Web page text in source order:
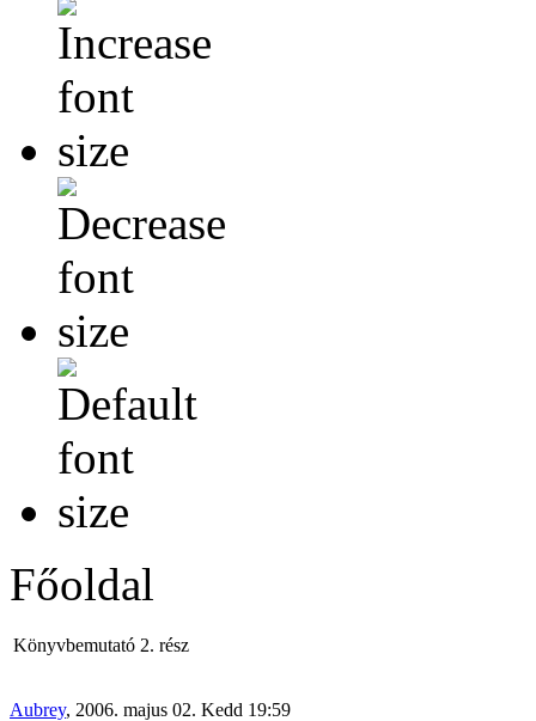
Főoldal
Könyvbemutató 2. rész
Aubrey, 2006. majus 02. Kedd 19:59